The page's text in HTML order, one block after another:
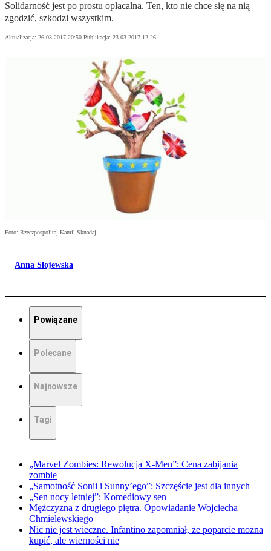
Solidarność jest po prostu opłacalna. Ten, kto nie chce się na nią
zgodzić, szkodzi wszystkim.
Aktualizacja: 26.03.2017 20:50 Publikacja: 23.03.2017 12:26
Foto: Rzeczpospolita, Kamil Sknadaj
Anna Słojewska
Powiązane
Polecane
Najnowsze
Tagi
„Marvel Zombies: Rewolucja X-Men”: Cena zabijania
zombie
„Samotność Sonii i Sunny’ego”: Szczęście jest dla innych
„Sen nocy letniej”: Komediowy sen
Mężczyzna z drugiego piętra. Opowiadanie Wojciecha
Chmielewskiego
Nic nie jest wieczne. Infantino zapomniał, że poparcie można
kupić, ale wierności nie